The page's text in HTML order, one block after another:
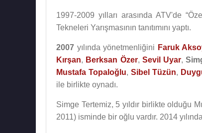
1997-2009 yılları arasında ATV'de
Tekneleri Yarışmasının tanıtımını yaptı.
2007 yılında yönetmenliğini Faruk
Kırşan, Berksan Özer, Sevil Uyar,
Mustafa Topaloğlu,Sibel Tüzün,
ile birlikte oynadı.
Simge Tertemiz, 5 yıldır birlikte olduğu
2011) isminde bir oğlu vardır. 2014